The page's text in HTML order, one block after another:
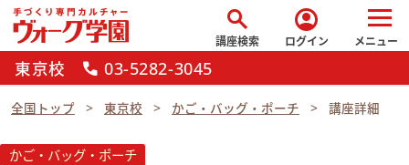
search
講座検索
account_circle
ログイン メニュー
東京校 call 03-5282-3045
全国トップ 東京校 かご・バッグ・ポーチ 講座詳細
かご・バッグ・ポーチ